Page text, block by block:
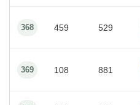
368 459 529
369 108 881